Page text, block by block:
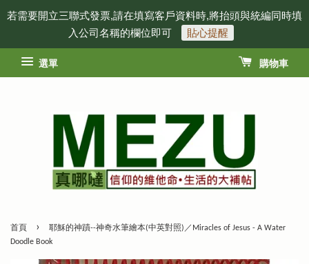
若需要開立三聯式發票,請在填寫客戶資料時,將抬頭與統編同時填
入公司名稱的欄位即可
貼心提醒
選單 購物車
首頁 ›
耶穌的神蹟--神奇水筆繪本(中英對照)／Miracles of Jesus - A Water
Doodle Book